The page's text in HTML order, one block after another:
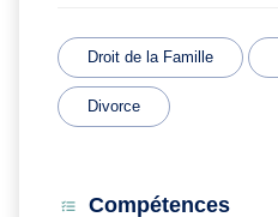
Droit de la Famille
Divorce
Compétences